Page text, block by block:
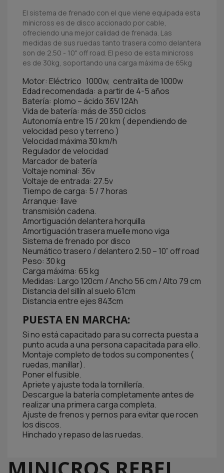
El sistema de frenado con el que viene equipada esta
minicross es de disco accionado por cable,
ofreciendo una mejor calidad de frenada. Las
medidas de sus ruedas tanto trasera como delantera
son de 2.50 - 10" off road. El peso de esta minicross
es de 30kg, soportando una carga máxima de 65kg
Motor: Eléctrico 1000w, centralita de 1000w
Edad recomendada: a partir de 4-5 años
Batería: plomo – ácido 36V 12Ah
Vida de batería: más de 350 ciclos
Autonomía entre 15 / 20 km ( dependiendo de
velocidad peso y terreno )
Velocidad máxima 30 km/h
Regulador de velocidad
Marcador de batería
Voltaje nominal: 36v
Voltaje de entrada: 27.5v
Tiempo de carga: 5 / 7 horas
Arranque: llave
transmisión cadena.
Amortiguación delantera horquilla
Amortiguación trasera muelle mono viga
Sistema de frenado por disco
Neumático trasero / delantero 2.50 – 10” off road
Peso: 30 kg
Carga máxima: 65 kg
Medidas: Largo 120cm / Ancho 56 cm / Alto 79 cm
Distancia del sillín al suelo 61cm
Distancia entre ejes 843cm
PUESTA EN MARCHA:
Si no está capacitado para su correcta puesta a
punto acuda a una persona capacitada para ello.
Montaje completo de todos su componentes (
ruedas, manillar).
Poner el fusible.
Apriete y ajuste toda la tornillería.
Descargue la batería completamente antes de
realizar una primera carga completa.
Ajuste de frenos y pernos para evitar que rocen
los discos.
Hinchado y repaso de las ruedas.